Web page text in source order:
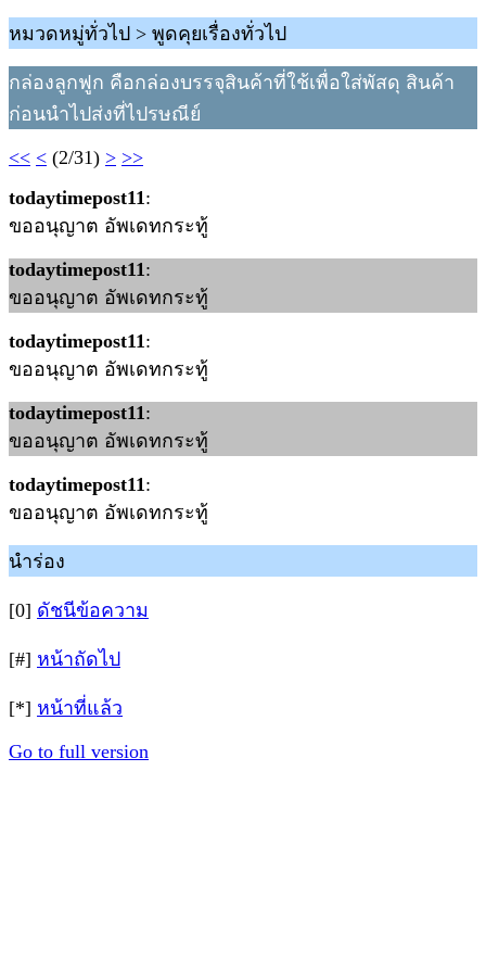
หมวดหมู่ทั่วไป > พูดคุยเรื่องทั่วไป
กล่องลูกฟูก คือกล่องบรรจุสินค้าที่ใช้เพื่อใส่พัสดุ สินค้า
ก่อนนำไปส่งที่ไปรษณีย์
<< < (2/31) > >>
todaytimepost11:
ขออนุญาต อัพเดทกระทู้
todaytimepost11:
ขออนุญาต อัพเดทกระทู้
todaytimepost11:
ขออนุญาต อัพเดทกระทู้
todaytimepost11:
ขออนุญาต อัพเดทกระทู้
todaytimepost11:
ขออนุญาต อัพเดทกระทู้
นำร่อง
[0] ดัชนีข้อความ
[#] หน้าถัดไป
[*] หน้าที่แล้ว
Go to full version